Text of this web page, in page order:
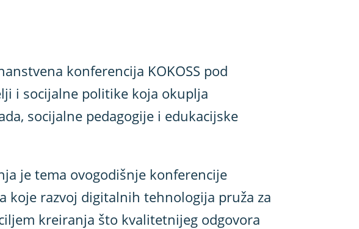
konferencija KOKOSS pod
i socijalne politike koja okuplja
socijalne pedagogije i edukacijske
je tema ovogodišnje konferencije
koje razvoj digitalnih tehnologija pruža za
kreiranja što kvalitetnijeg odgovora